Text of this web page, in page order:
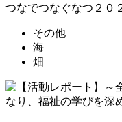
つなでつなぐなつ２０
その他
海
畑